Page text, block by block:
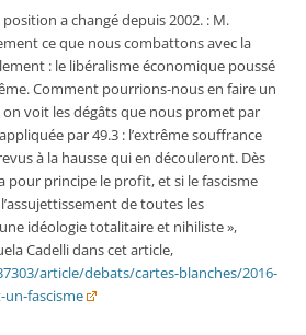
a changé depuis 2002. : M.
ce que nous combattons avec la
: le libéralisme économique poussé
Comment pourrions-nous en faire un
voit les dégâts que nous promet par
par 49.3 : l’extrême souffrance
à la hausse qui en découleront. Dès
pour principe le profit, et si le fascisme
de toutes les
idéologie totalitaire et nihiliste »,
Cadelli dans cet article,
article/debats/cartes-blanches/2016-
un-fascisme